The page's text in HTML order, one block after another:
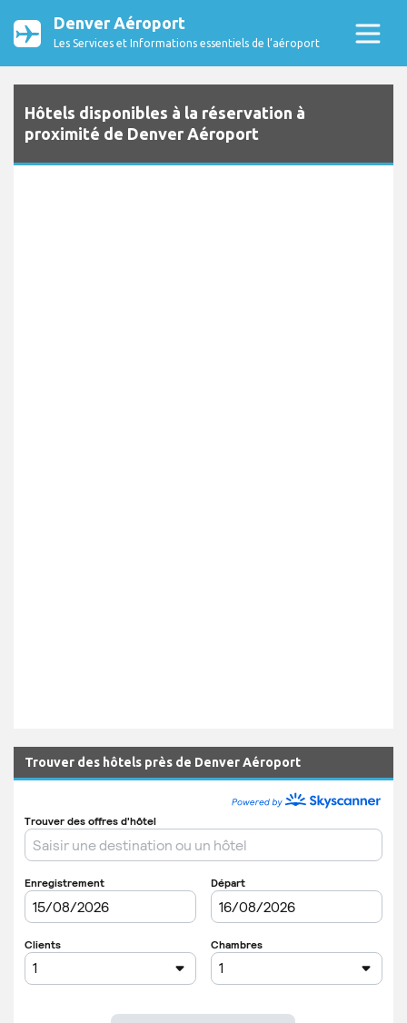
Denver Aéroport
Les Services et Informations essentiels de l’aéroport
Hôtels disponibles à la réservation à
proximité de Denver Aéroport
Trouver des hôtels près de Denver Aéroport